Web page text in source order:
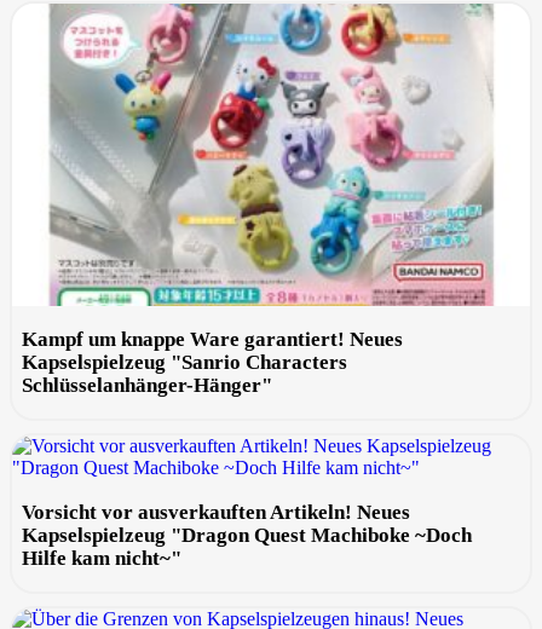
Kampf um knappe Ware garantiert! Neues
Kapselspielzeug "Sanrio Characters
Schlüsselanhänger-Hänger"
Vorsicht vor ausverkauften Artikeln! Neues
Kapselspielzeug "Dragon Quest Machiboke ~Doch
Hilfe kam nicht~"